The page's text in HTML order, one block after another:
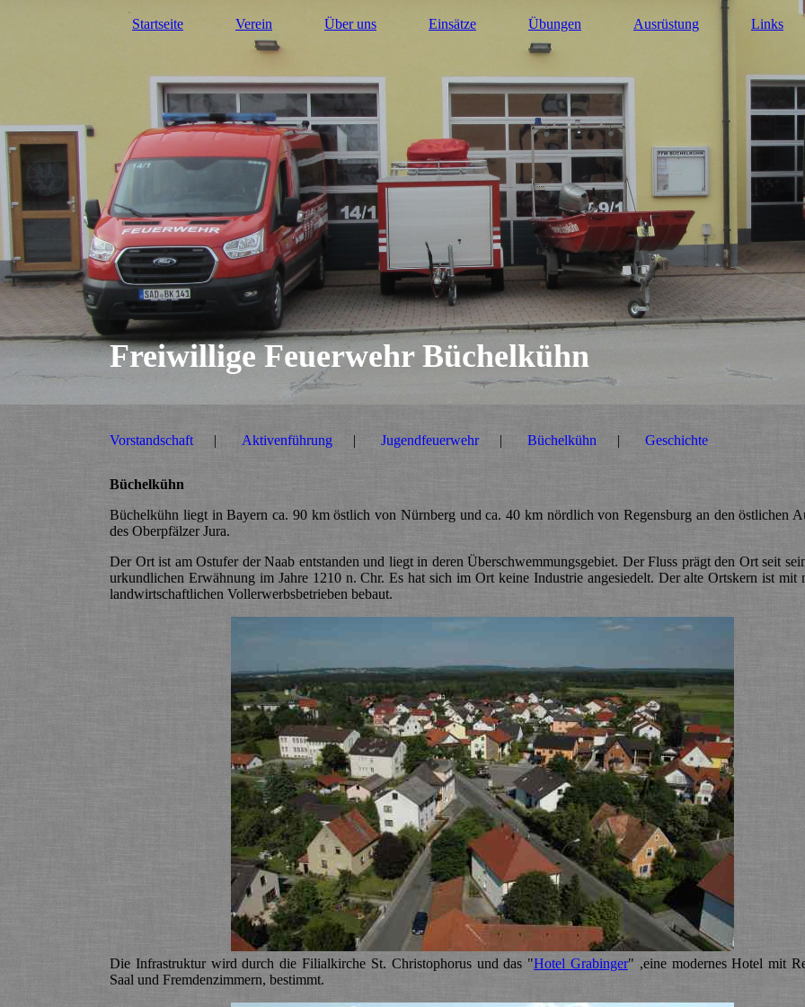
Startseite Verein Über uns Einsätze Übungen Ausrüstung Links
Freiwillige Feuerwehr Büchelkühn
Vorstandschaft Aktivenführung Jugendfeuerwehr Büchelkühn Geschichte
Büchelkühn
Büchelkühn liegt in Bayern ca. 90 km östlich von Nürnberg und ca. 40 km nördlich von Regensburg an den östlichen
des Oberpfälzer Jura.
Der Ort ist am Ostufer der Naab entstanden und liegt in deren Überschwemmungsgebiet. Der Fluss prägt den Ort seit
urkundlichen Erwähnung im Jahre 1210 n. Chr. Es hat sich im Ort keine Industrie angesiedelt. Der alte Ortskern ist mit
landwirtschaftlichen Vollerwerbsbetrieben bebaut.
Die Infrastruktur wird durch die Filialkirche St. Christophorus und das "Hotel Grabinger" ,eine modernes Hotel mit
Saal und Fremdenzimmern, bestimmt.